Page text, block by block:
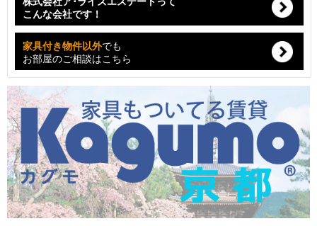
こんな会社です！
家具付き物件以外でも
お部屋のご相談はこちら